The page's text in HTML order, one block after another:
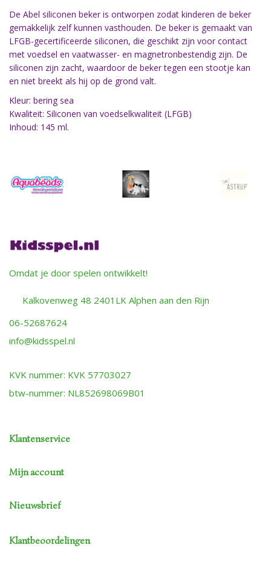
De Abel siliconen beker is ontworpen zodat kinderen de beker
gemakkelijk zelf kunnen vasthouden. De beker is gemaakt van
LFGB-gecertificeerde siliconen, die geschikt zijn voor contact
met voedsel en vaatwasser- en magnetronbestendig zijn. De
siliconen zijn zacht, waardoor de beker tegen een stootje kan
en niet breekt als hij op de grond valt.
Kleur: bering sea
Kwaliteit: Siliconen van voedselkwaliteit (LFGB)
Inhoud: 145 ml.
Omdat je door spelen ontwikkelt!
Kalkovenweg 48 2401LK Alphen aan den Rijn
06-52687624
info@kidsspel.nl
KVK nummer: KVK 57703027
btw-nummer: NL852698069B01
Klantenservice
Mijn account
Nieuwsbrief
Klantbeoordelingen